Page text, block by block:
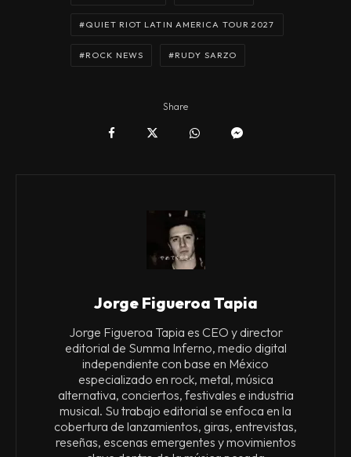
QUIET RIOT LATIN AMERICA TOUR 2027
ROCK NEWS RUDY SARZO
Share
Jorge Figueroa Tapia
Jorge Figueroa Tapia es CEO y director
editorial de Summa Inferno, medio digital
independiente con base en México
especializado en rock, metal, música
alternativa, conciertos, festivales e industria
musical. Su trabajo editorial se enfoca en la
cobertura de lanzamientos, giras, entrevistas,
reseñas, escenas emergentes y movimientos